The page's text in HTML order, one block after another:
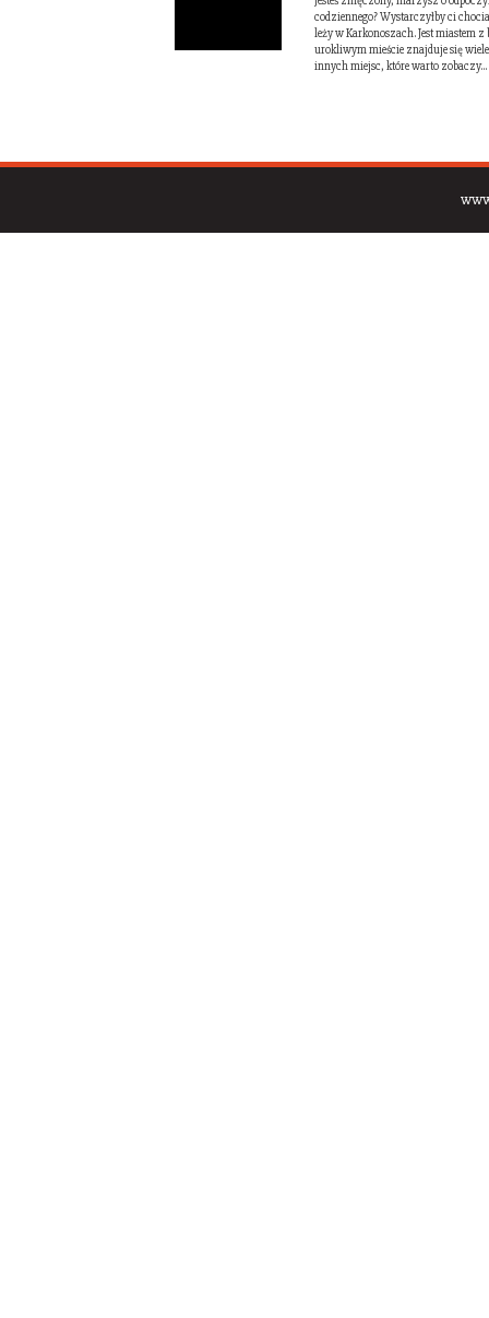
codziennego? Wystarczyłby ci
leży w Karkonoszach. Jest miastem
urokliwym mieście znajduje się
innych miejsc, które warto zobaczy...